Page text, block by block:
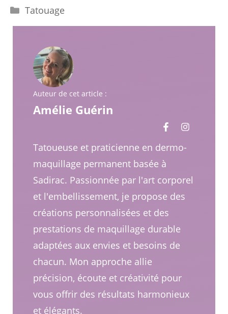
Catégories
Tatouage
Auteur de cet article :
Amélie Guérin
Tatoueuse et praticienne en dermo-
maquillage permanent basée à
Sadirac. Passionnée par l'art corporel
et l'embellissement, je propose des
créations personnalisées et des
prestations de maquillage durable
adaptées aux envies et besoins de
chacun. Mon approche allie
précision, écoute et créativité pour
vous offrir des résultats harmonieux
et élégants.